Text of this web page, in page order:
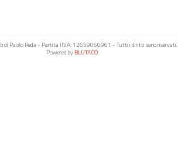
di Paolo Reda - Partita IIVA: 12659060961 - Tutti i diritti sono riservati.
Powered byBLUTACO